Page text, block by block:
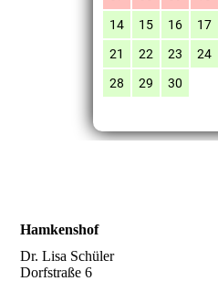
Hamkenshof
Dr. Lisa Schüler
Dorfstraße 6